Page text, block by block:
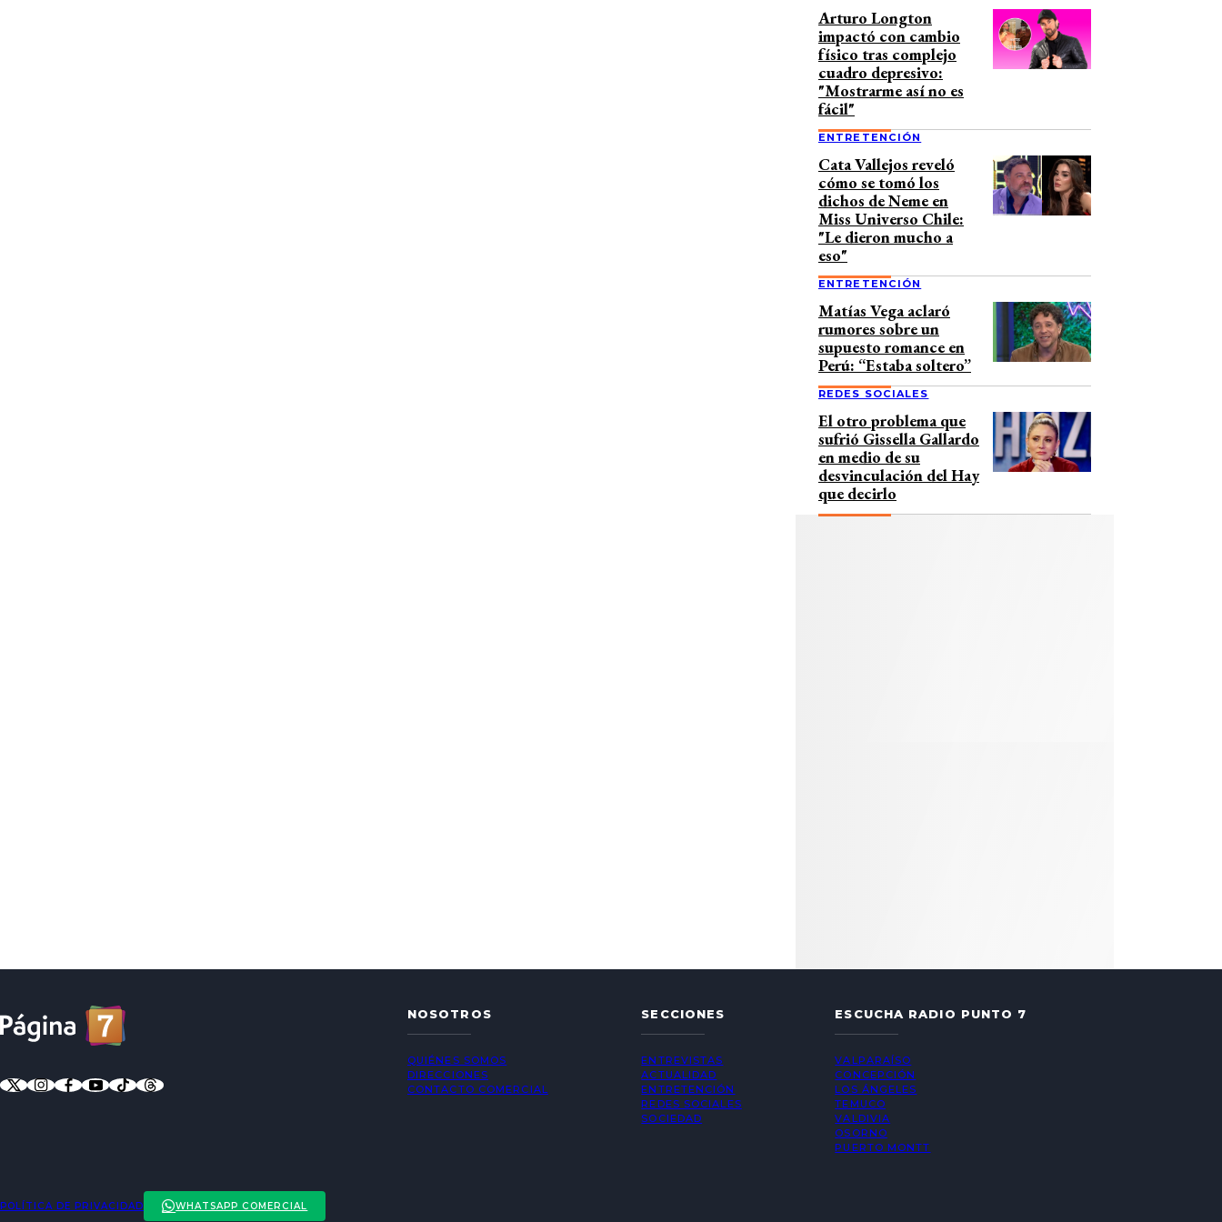
Arturo Longton
impactó con cambio
físico tras complejo
cuadro depresivo:
"Mostrarme así no es
fácil"
ENTRETENCIÓN
Cata Vallejos reveló
cómo se tomó los
dichos de Neme en
Miss Universo Chile:
"Le dieron mucho a
eso"
ENTRETENCIÓN
Matías Vega aclaró
rumores sobre un
supuesto romance en
Perú: “Estaba soltero”
REDES SOCIALES
El otro problema que
sufrió Gissella Gallardo
en medio de su
desvinculación del Hay
que decirlo
NOSOTROS
QUIÉNES SOMOS
DIRECCIONES
CONTACTO COMERCIAL
SECCIONES
ENTREVISTAS
ACTUALIDAD
ENTRETENCIÓN
REDES SOCIALES
SOCIEDAD
ESCUCHA RADIO PUNTO 7
VALPARAÍSO
CONCEPCIÓN
LOS ÁNGELES
TEMUCO
VALDIVIA
OSORNO
PUERTO MONTT
POLÍTICA DE PRIVACIDAD WHATSAPP COMERCIAL